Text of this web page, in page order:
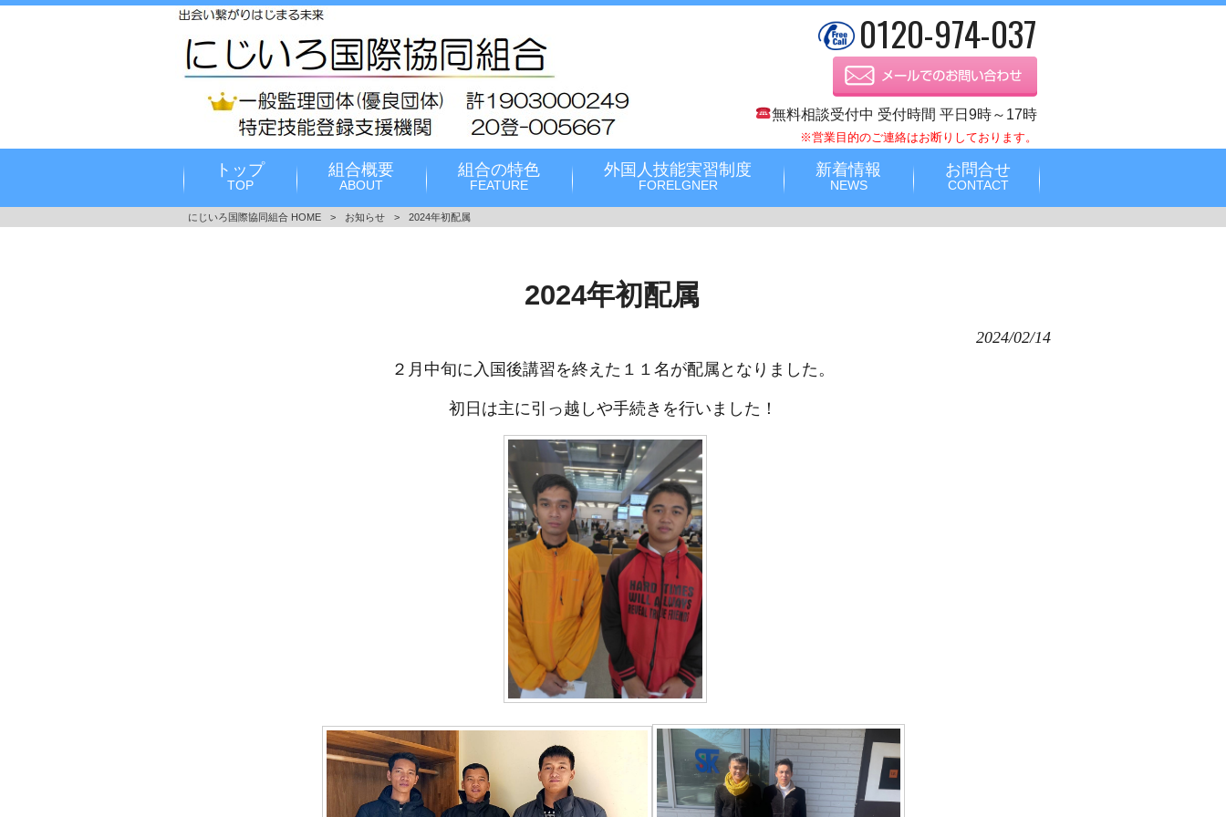
0120-974-037
無料相談受付中 受付時間 平日9時～17時
※営業目的のご連絡はお断りしております。
トップ
TOP
組合概要
ABOUT
組合の特色
FEATURE
外国人技能実習制度
FORELGNER
新着情報
NEWS
お問合せ
CONTACT
にじいろ国際協同組合 HOME > お知らせ > 2024年初配属
2024年初配属
2024/02/14
２月中旬に入国後講習を終えた１１名が配属となりました。
初日は主に引っ越しや手続きを行いました！